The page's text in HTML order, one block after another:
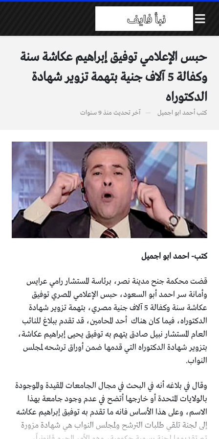
حبس الإعلامي توفيق إبراهيم عكاشة سنة
وكفالة 5 آلاف جنية بتهمة تزوير شهادة
الدكتوراه
كتبأحمد ابو اجميل آخر تحديث منذ 9 سنوات
كتب- احمد ابو اجميل
قضت محكمة جنح مدينة نصر، برئاسة المستشار رامي عرايس
وأمانة سر احمد أبو السعود، حبس الإعلامي المصري توفيق
عكاشة سنة وكفالة 5 آلاف جنية مصري، بتهمة تزوير شهادة
الدكتوراه، فيما كان هناك أحد المحامين، قد تقدم ببلاغ للنائب
العام المستشار نبيل صادق يتهم به توفيق يحيى إبراهيم عكاشة،
بتزوير شهادة الدكتوراه التي قدمها ضمن أوراق ترشحه لمجلس
النواب.
وقال في بلاغه أنه في البحث في مجال الجامعات المقيدة والموجودة
بالولايات المتحدة أو خارجها أتضح في عدم وجود جامعة بهذا
الاسم، وعلى هذا الأساس فانه ما تقدم به توفيق إبراهيم عكاشه
إلى لجنة تلقي طلبات الترشح ولمجلس النواب هي شهادة مزورة